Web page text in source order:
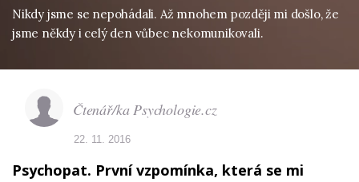
Nikdy jsme se nepohádali. Až mnohem později mi došlo, že
jsme někdy i celý den vůbec nekomunikovali.
Psychopat. První vzpomínka, která se mi
Čtenář/ka Psychologie.cz
22. 11. 2016